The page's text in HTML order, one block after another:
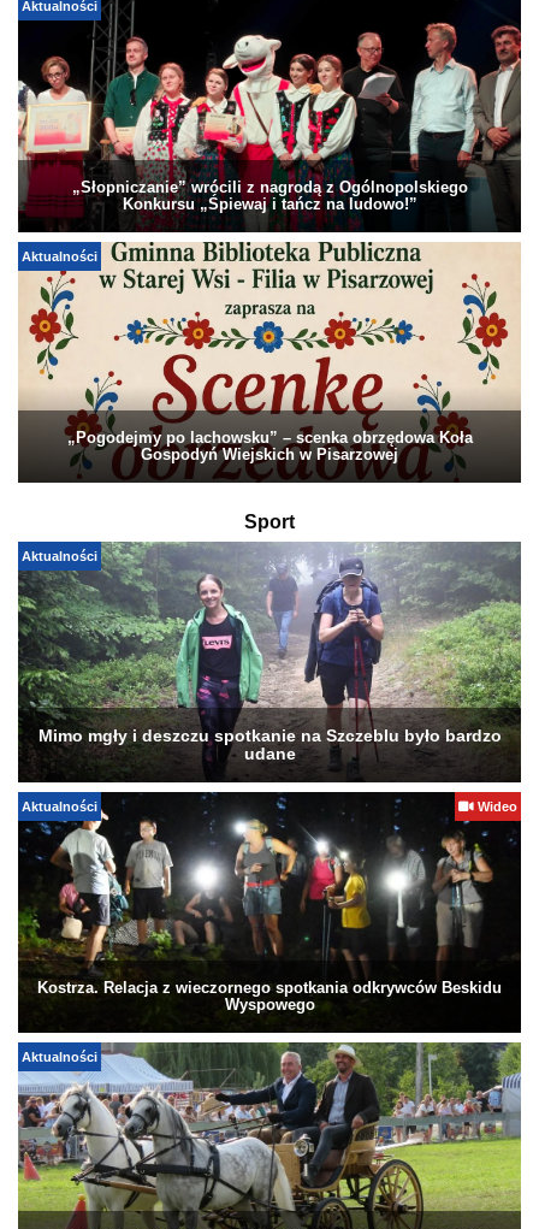
Aktualności
„Słopniczanie” wrócili z nagrodą z Ogólnopolskiego
Konkursu „Śpiewaj i tańcz na ludowo!”
Aktualności
„Pogodejmy po lachowsku” – scenka obrzędowa Koła
Gospodyń Wiejskich w Pisarzowej
Sport
Aktualności
Mimo mgły i deszczu spotkanie na Szczeblu było bardzo
udane
Aktualności Wideo
Kostrza. Relacja z wieczornego spotkania odkrywców Beskidu
Wyspowego
Aktualności